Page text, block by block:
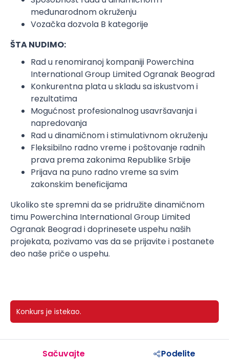
međunarodnom okruženju
Vozačka dozvola B kategorije
ŠTA NUDIMO:
Rad u renomiranoj kompaniji Powerchina
International Group Limited Ogranak Beograd
Konkurentna plata u skladu sa iskustvom i
rezultatima
Mogućnost profesionalnog usavršavanja i
napredovanja
Rad u dinamičnom i stimulativnom okruženju
Fleksibilno radno vreme i poštovanje radnih
prava prema zakonima Republike Srbije
Prijava na puno radno vreme sa svim
zakonskim beneficijama
Ukoliko ste spremni da se pridružite dinamičnom
timu Powerchina International Group Limited
Ogranak Beograd i doprinesete uspehu naših
projekata, pozivamo vas da se prijavite i postanete
deo naše priče o uspehu.
Konkurs je istekao.
Sačuvajte Podelite